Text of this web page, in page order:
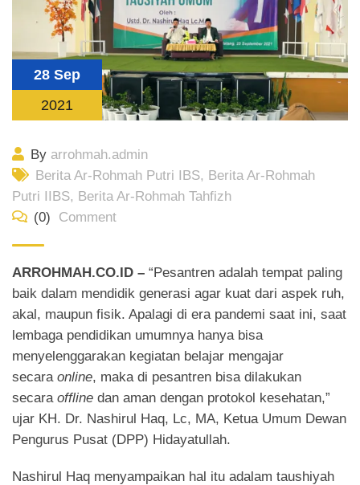
28 Sep
2021
By arrohmah.admin
Berita Ar-Rohmah Putri IBS, Berita Ar-Rohmah
Putri IIBS, Berita Ar-Rohmah Tahfizh
(0)
Comment
ARROHMAH.CO.ID – “Pesantren adalah tempat paling
baik dalam mendidik generasi agar kuat dari aspek ruh,
akal, maupun fisik. Apalagi di era pandemi saat ini, saat
lembaga pendidikan umumnya hanya bisa
menyelenggarakan kegiatan belajar mengajar
secara online, maka di pesantren bisa dilakukan
secara offline dan aman dengan protokol kesehatan,”
ujar KH. Dr. Nashirul Haq, Lc, MA, Ketua Umum Dewan
Pengurus Pusat (DPP) Hidayatullah.
Nashirul Haq menyampaikan hal itu adalam taushiyah